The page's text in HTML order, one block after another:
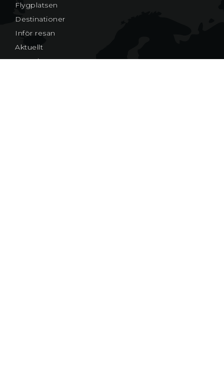
Flygplatsen
Destinationer
Inför resan
Aktuellt
Kontakt